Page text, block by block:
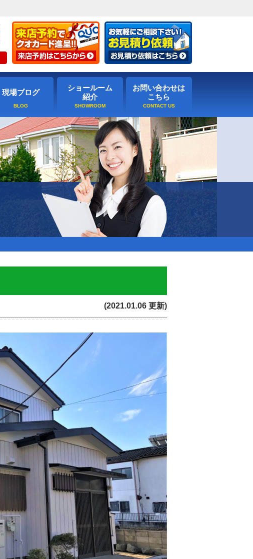
現場ブログ
ショールーム
紹介
お問い合わせは
こちら
(2021.01.06 更新)